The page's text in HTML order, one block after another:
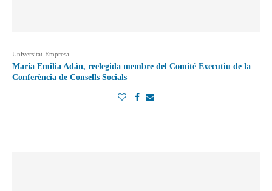
Universitat-Empresa
María Emilia Adán, reelegida membre del Comité Executiu de la
Conferència de Consells Socials